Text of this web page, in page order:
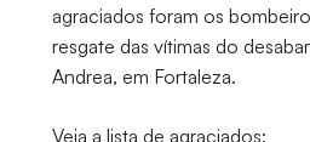
agraciados foram os
resgate das vítimas do
Andrea, em Fortaleza.
Veja a lista de agraciados: